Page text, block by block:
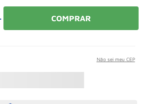
COMPRAR
Não sei meu CEP